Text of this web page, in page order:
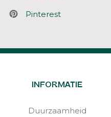
Pinterest
INFORMATIE
Duurzaamheid